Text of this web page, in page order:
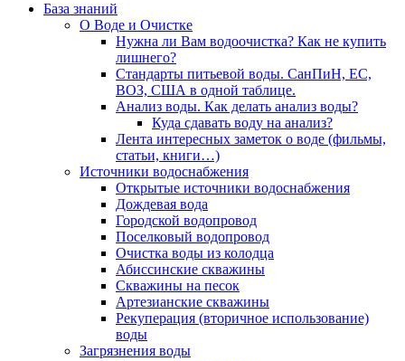
База знаний
О Воде и Очистке
Нужна ли Вам водоочистка? Как не купить
лишнего?
Стандарты питьевой воды. СанПиН, ЕС,
ВОЗ, США в одной таблице.
Анализ воды. Как делать анализ воды?
Куда сдавать воду на анализ?
Лента интересных заметок о воде (фильмы,
статьи, книги…)
Источники водоснабжения
Открытые источники водоснабжения
Дождевая вода
Городской водопровод
Поселковый водопровод
Очистка воды из колодца
Абиссинские скважины
Скважины на песок
Артезианские скважины
Рекуперация (вторичное использование)
воды
Загрязнения воды